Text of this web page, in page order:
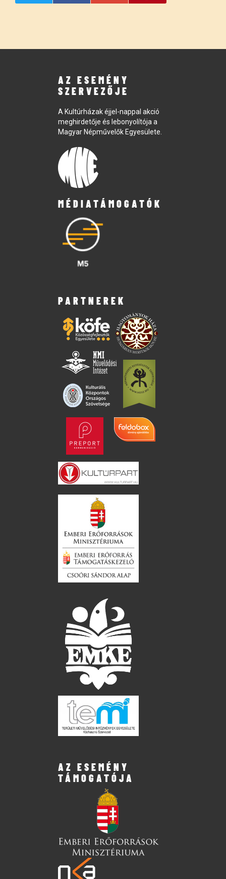
AZ ESEMÉNY
SZERVEZŐJE
A Kultúrházak éjjel-nappal akció
meghirdetője és lebonyolítója a
Magyar Népművelők Egyesülete.
MÉDIATÁMOGATÓK
PARTNEREK
AZ ESEMÉNY
TÁMOGATÓJA